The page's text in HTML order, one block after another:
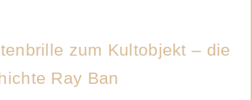
zum Kultobjekt – die
Ray Ban